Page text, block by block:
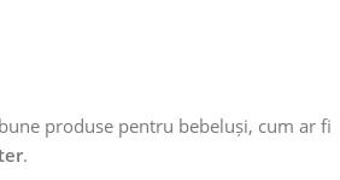
produse pentru bebeluși, cum ar fi
.